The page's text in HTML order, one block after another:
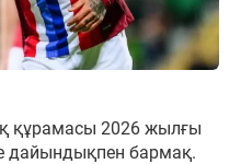
құрамасы 2026 жылғы
дайындықпен бармақ.